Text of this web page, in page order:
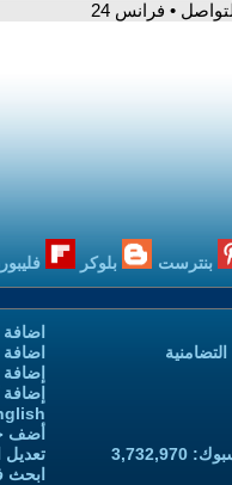
• فرانس 24
بنترست بلوكر
اضافة
أضف
تعديل
ابحث